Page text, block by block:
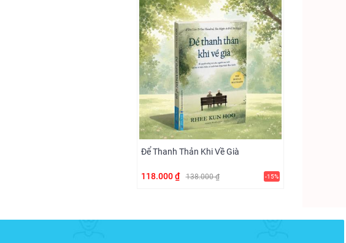
Để Thanh Thản Khi Về Già
118.000 ₫ 138.000 ₫ -15%